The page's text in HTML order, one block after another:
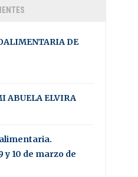
DE
ABUELA ELVIRA
y 10 de marzo de